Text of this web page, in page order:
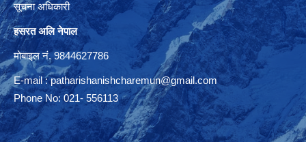
सूचना अधिकारी
हसरत अलि नेपाल
मोबाइल नं. 9844627786
E-mail :patharishanishcharemun@gmail.com
Phone No: 021- 556113